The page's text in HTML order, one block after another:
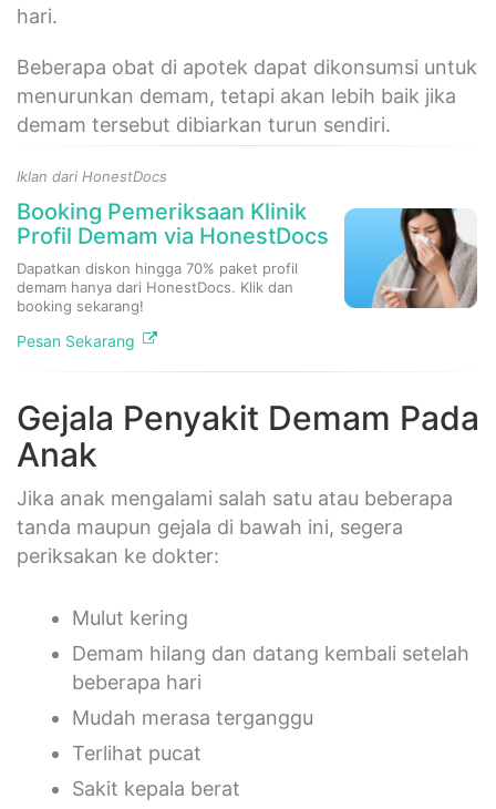
hari.
Beberapa obat di apotek dapat dikonsumsi untuk
menurunkan demam, tetapi akan lebih baik jika
demam tersebut dibiarkan turun sendiri.
Iklan dari HonestDocs
Booking Pemeriksaan Klinik
Profil Demam via HonestDocs
Dapatkan diskon hingga 70% paket profil
demam hanya dari HonestDocs. Klik dan
booking sekarang!
Pesan Sekarang
Gejala Penyakit Demam Pada
Anak
Jika anak mengalami salah satu atau beberapa
tanda maupun gejala di bawah ini, segera
periksakan ke dokter:
Mulut kering
Demam hilang dan datang kembali setelah
beberapa hari
Mudah merasa terganggu
Terlihat pucat
Sakit kepala berat